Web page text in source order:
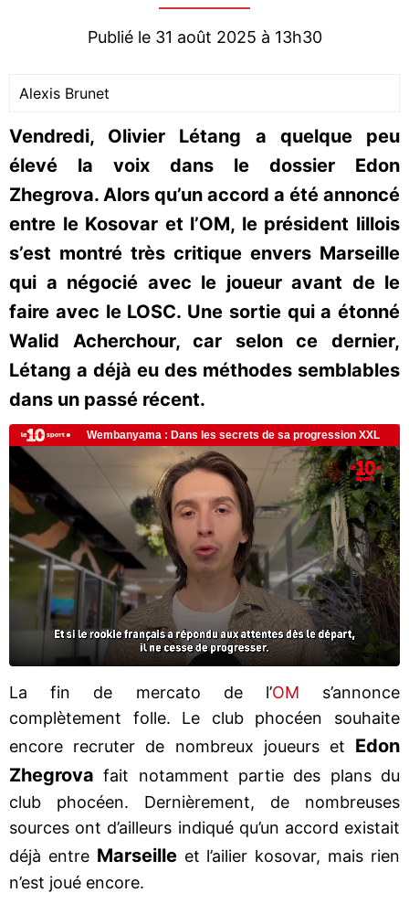
Publié le 31 août 2025 à 13h30
Alexis Brunet
Vendredi, Olivier Létang a quelque peu
élevé la voix dans le dossier Edon
Zhegrova. Alors qu’un accord a été annoncé
entre le Kosovar et l’OM, le président lillois
s’est montré très critique envers Marseille
qui a négocié avec le joueur avant de le
faire avec le LOSC. Une sortie qui a étonné
Walid Acherchour, car selon ce dernier,
Létang a déjà eu des méthodes semblables
dans un passé récent.
La fin de mercato de l’OM s’annonce
complètement folle. Le club phocéen souhaite
encore recruter de nombreux joueurs et Edon
Zhegrova fait notamment partie des plans du
club phocéen. Dernièrement, de nombreuses
sources ont d’ailleurs indiqué qu’un accord existait
déjà entre Marseilleet l’ailier kosovar, mais rien
n’est joué encore.